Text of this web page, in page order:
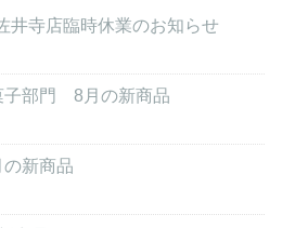
寺店臨時休業のお知らせ
部門 8月の新商品
新商品